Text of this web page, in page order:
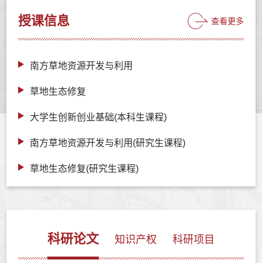
授课信息 查看更多
南方草地资源开发与利用
草地生态修复
大学生创新创业基础(本科生课程)
南方草地资源开发与利用(研究生课程)
草地生态修复(研究生课程)
科研论文 知识产权 科研项目